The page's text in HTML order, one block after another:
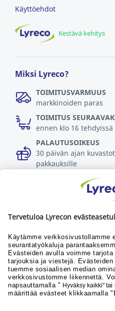
Käyttöehdot
Kestävä kehitys
Miksi Lyreco?
TOIMITUSVARMUUS
markkinoiden paras
TOIMITUS
ennen klo 16
PALAUTUSOIKEUS
30 päivän ajan
pakkauksille
Kaikki, mitä työssäsi tarvitset
Yhteistyökumppanit
©